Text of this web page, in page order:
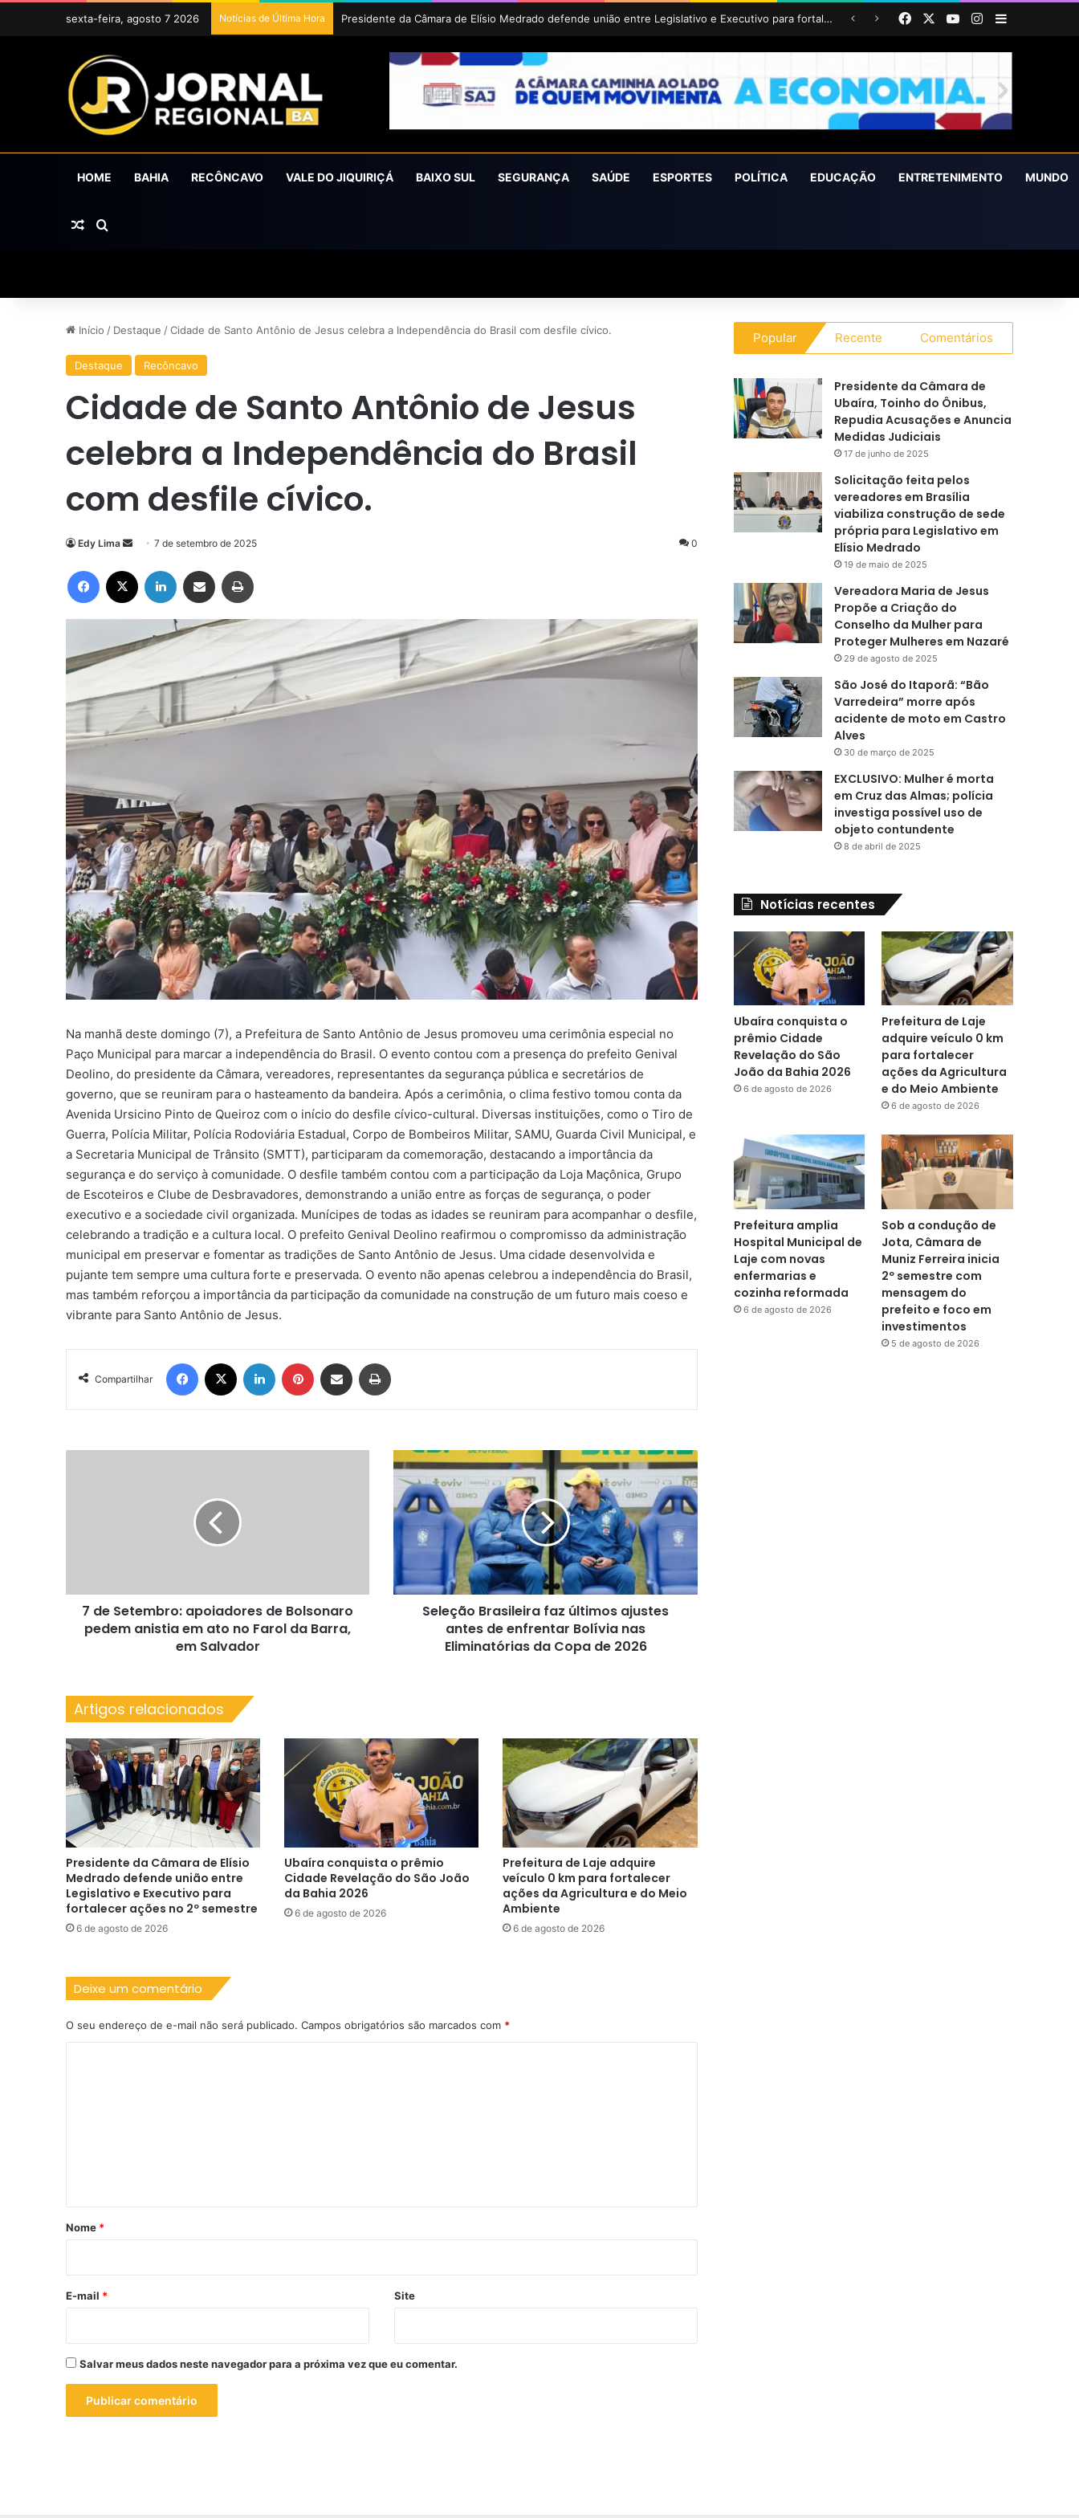
sexta-feira, agosto 7 2026 Notícias de Última Hora Ubaíra conquista o prêmio Cidade Revelação do São João da Bahia 2026 FacebookYouTubeInstagram
Barra
HOME BAHIA RECÔNCAVO VALE DO JIQUIRIÇÁ BAIXO SUL SEGURANÇA SAÚDE ESPORTES POLÍTICA EDUCAÇÃO ENTRETENIMENTO MUNDO
Artigo aleatório
Procurar por
Início / Destaque / Cidade de Santo Antônio de Jesus celebra a Independência do Brasil com desfile cívico.
Destaque Recôncavo
Cidade de Santo Antônio de Jesus
celebra a Independência do Brasil
com desfile cívico.
Edy Lima
Mande
e-
mail
7 de setembro de 2025 0
Facebook Linkedin Compartilhar via e-mail
Na manhã deste domingo (7), a Prefeitura de Santo Antônio de Jesus promoveu uma cerimônia especial no
Paço Municipal para marcar a independência do Brasil. O evento contou com a presença do prefeito Genival
Deolino, do presidente da Câmara, vereadores, representantes da segurança pública e secretários de
governo, que se reuniram para o hasteamento da bandeira. Após a cerimônia, o clima festivo tomou conta da
Avenida Ursicino Pinto de Queiroz com o início do desfile cívico-cultural. Diversas instituições, como o Tiro de
Guerra, Polícia Militar, Polícia Rodoviária Estadual, Corpo de Bombeiros Militar, SAMU, Guarda Civil Municipal, e
a Secretaria Municipal de Trânsito (SMTT), participaram da comemoração, destacando a importância da
segurança e do serviço à comunidade. O desfile também contou com a participação da Loja Maçônica, Grupo
de Escoteiros e Clube de Desbravadores, demonstrando a união entre as forças de segurança, o poder
executivo e a sociedade civil organizada. Munícipes de todas as idades se reuniram para acompanhar o desfile,
celebrando a tradição e a cultura local. O prefeito Genival Deolino reafirmou o compromisso da administração
municipal em preservar e fomentar as tradições de Santo Antônio de Jesus. Uma cidade desenvolvida e
pujante tem sempre uma cultura forte e preservada. O evento não apenas celebrou a independência do Brasil,
mas também reforçou a importância da participação da comunidade na construção de um futuro mais coeso e
vibrante para Santo Antônio de Jesus.
Compartilhar
Facebook Linkedin Pinterest Compartilhar via e-mail
em
em
Salvador
7 de Setembro: apoiadores de Bolsonaro
pedem anistia em ato no Farol da Barra,
em Salvador
Seleção
Brasileira
faz
últimos
ajustes
antes
enfrentar
Bolívia
Eliminatórias
Seleção Brasileira faz últimos ajustes
antes de enfrentar Bolívia nas
Eliminatórias da Copa de 2026
Artigos relacionados
Presidente da Câmara de Elísio
Medrado defende união entre
Legislativo e Executivo para
fortalecer ações no 2º semestre
6 de agosto de 2026
Ubaíra conquista o prêmio
Cidade Revelação do São João
da Bahia 2026
6 de agosto de 2026
Prefeitura de Laje adquire
veículo 0 km para fortalecer
ações da Agricultura e do Meio
Ambiente
6 de agosto de 2026
Deixe um comentário
O seu endereço de e-mail não será publicado. Campos obrigatórios são marcados com *
r
*
Nome *
E-mail * Site
Salvar meus dados neste navegador para a próxima vez que eu comentar.
Popular Recente Comentários
Presidente da Câmara de
Ubaíra, Toinho do Ônibus,
Repudia Acusações e Anuncia
Medidas Judiciais
17 de junho de 2025
Solicitação feita pelos
vereadores em Brasília
viabiliza construção de sede
própria para Legislativo em
Elísio Medrado
19 de maio de 2025
Vereadora Maria de Jesus
Propõe a Criação do
Conselho da Mulher para
Proteger Mulheres em Nazaré
29 de agosto de 2025
São José do Itaporã: “Bão
Varredeira” morre após
acidente de moto em Castro
Alves
30 de março de 2025
EXCLUSIVO: Mulher é morta
em Cruz das Almas; polícia
investiga possível uso de
objeto contundente
8 de abril de 2025
Notícias recentes
Ubaíra conquista o
prêmio Cidade
Revelação do São
João da Bahia 2026
6 de agosto de 2026
Prefeitura de Laje
adquire veículo 0 km
para fortalecer
ações da Agricultura
e do Meio Ambiente
6 de agosto de 2026
Prefeitura amplia
Hospital Municipal de
Laje com novas
enfermarias e
cozinha reformada
6 de agosto de 2026
Sob a condução de
Jota, Câmara de
Muniz Ferreira inicia
2º semestre com
mensagem do
prefeito e foco em
investimentos
5 de agosto de 2026